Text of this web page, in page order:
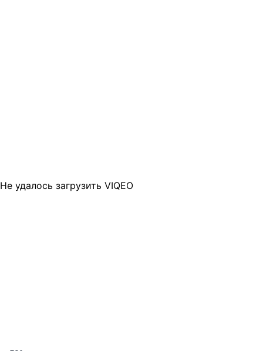
Не удалось загрузить VIQEO